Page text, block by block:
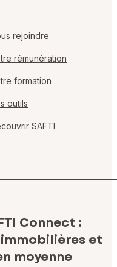
rejoindre
rémunération
formation
outils
SAFTI
Connect :
et
moyenne